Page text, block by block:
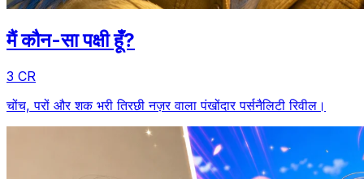
मैं कौन-सा पक्षी हूँ?
3 CR
चोंच, परों और शक भरी तिरछी नज़र वाला पंखोंदार पर्सनैलिटी रिवील।